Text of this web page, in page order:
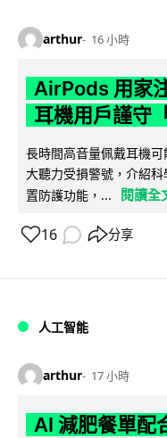
arthur 16 小時
AirPods 用家
耳機用戶謹守
長時間高音量佩戴耳機
大聽力受損警號，介紹
置防護功能，...
閱讀全
16 分享
人工智能
arthur 17 小時
AI 減肥餐單